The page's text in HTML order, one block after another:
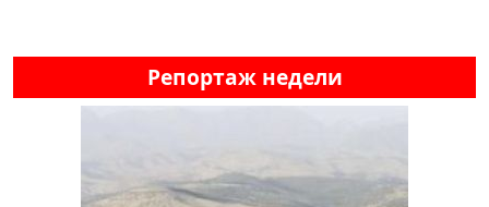
Репортаж недели